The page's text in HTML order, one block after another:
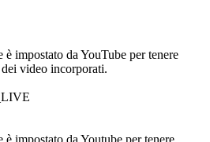
è impostato da YouTube per tenere
video incorporati.
è impostato da Youtube per tenere